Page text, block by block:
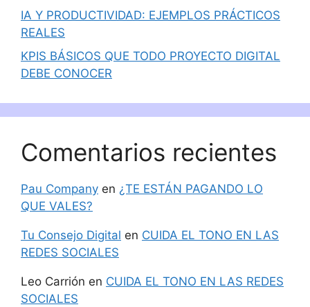
IA Y PRODUCTIVIDAD: EJEMPLOS PRÁCTICOS
REALES
KPIS BÁSICOS QUE TODO PROYECTO DIGITAL
DEBE CONOCER
Comentarios recientes
Pau Company en ¿TE ESTÁN PAGANDO LO
QUE VALES?
Tu Consejo Digital en CUIDA EL TONO EN LAS
REDES SOCIALES
Leo Carrión en CUIDA EL TONO EN LAS REDES
SOCIALES